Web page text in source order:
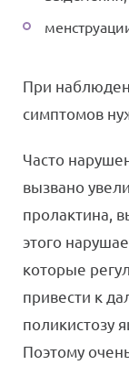
При
симптомов
Часто
вызвано
пролактина,
этого
которые
привести к
поликистозу
Поэтому